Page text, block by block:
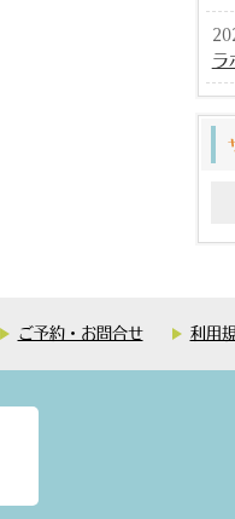
ラ
ご予約・お問合せ 利用